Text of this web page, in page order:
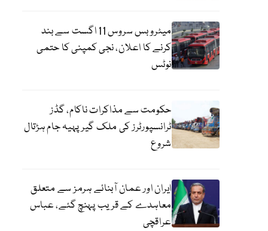
میٹرو بس سروس 11 اگست سے بند
کرنے کا اعلان، نجی کمپنی کا حتمی
نوٹس
حکومت سے مذاکرات ناکام، گڈز
ٹرانسپورٹرز کی ملک گیر پہیہ جام ہڑتال
شروع
ایران اور عمان آبنائے ہرمز سے متعلق
معاہدے کے قریب پہنچ گئے، عباس
عراقچی